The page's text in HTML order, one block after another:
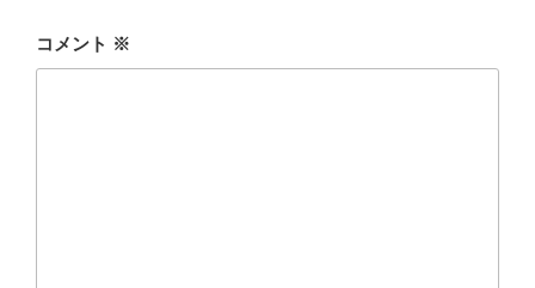
コメント ※